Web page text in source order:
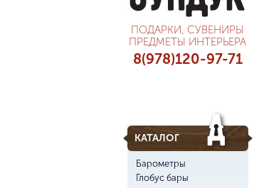
ПОДАРКИ, СУВЕНИРЫ
ПРЕДМЕТЫ ИНТЕРЬЕРА
8(978)120-97-71
КАТАЛОГ
Барометры
Глобус бары